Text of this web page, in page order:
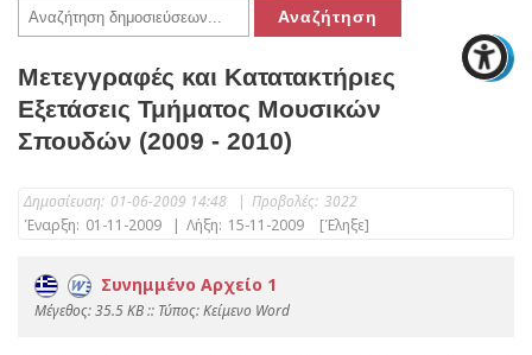
Μετεγγραφές και Κατατακτήριες
Εξετάσεις Τμήματος Μουσικών
Σπουδών (2009 - 2010)
Δημοσίευση: 01-06-2009 14:48 | Προβολές: 3022
Έναρξη: 01-11-2009 | Λήξη: 15-11-2009 [Έληξε]
Συνημμένο Αρχείο 1
Mέγεθος: 35.5 KB :: Τύπος: Kείμενο Word